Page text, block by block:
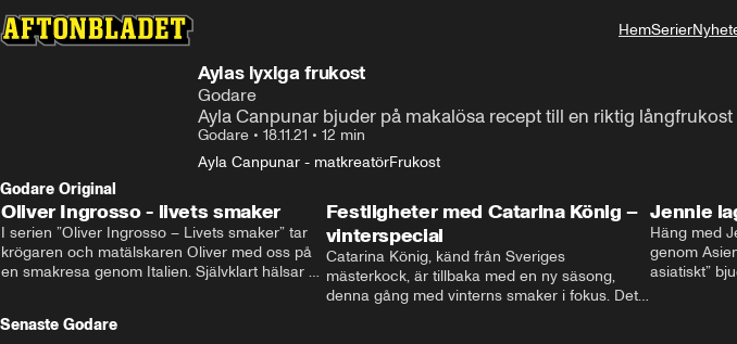
HemSerier
Aylas lyxiga frukost
Godare
Ayla Canpunar bjuder på makalösa recept till en riktig långfrukost
Godare • 18.11.21 • 12 min
Ayla Canpunar - matkreatörFrukost
Godare Original
Oliver Ingrosso - livets smaker
I serien ”Oliver Ingrosso – Livets smaker” tar
krögaren och matälskaren Oliver med oss på
en smakresa genom Italien. Självklart hälsar
Festligheter med Catarina König –
vinterspecial
Catarina König, känd från Sveriges
mästerkock, är tillbaka med en ny säsong,
denna gång med vinterns smaker i fokus. Det
Jennie
Häng med
genom
asiatiskt”
Senaste Godare